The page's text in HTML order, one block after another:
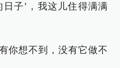
子’，我这儿住得满满
你想不到，没有它做不